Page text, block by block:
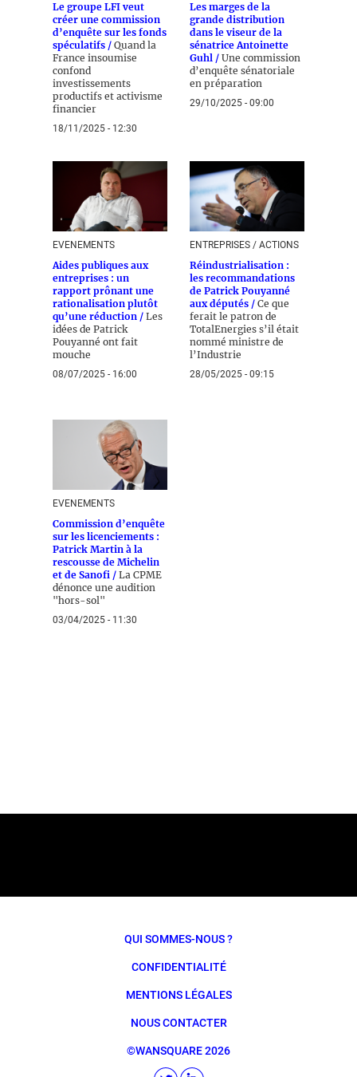
Le groupe LFI veut
créer une commission
d’enquête sur les fonds
spéculatifs / Quand la
France insoumise
confond
investissements
productifs et activisme
financier
18/11/2025 - 12:30
Les marges de la
grande distribution
dans le viseur de la
sénatrice Antoinette
Guhl / Une commission
d’enquête sénatoriale
en préparation
29/10/2025 - 09:00
EVENEMENTS
Aides publiques aux
entreprises : un
rapport prônant une
rationalisation plutôt
qu’une réduction / Les
idées de Patrick
Pouyanné ont fait
mouche
08/07/2025 - 16:00
ENTREPRISES / ACTIONS
Réindustrialisation :
les recommandations
de Patrick Pouyanné
aux députés / Ce que
ferait le patron de
TotalEnergies s’il était
nommé ministre de
l’Industrie
28/05/2025 - 09:15
EVENEMENTS
Commission d’enquête
sur les licenciements :
Patrick Martin à la
rescousse de Michelin
et de Sanofi / La CPME
dénonce une audition
"hors-sol"
03/04/2025 - 11:30
QUI SOMMES-NOUS ?
CONFIDENTIALITÉ
MENTIONS LÉGALES
NOUS CONTACTER
©WANSQUARE 2026